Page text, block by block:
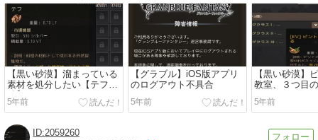
【黒い砂漠】溜まっている
素材を処分したい【テフ
編】
5年前
【グラブル】iOS版アプリ
のログアウト不具合
5年前
【黒い砂漠】
教室、３つ目
5年前
2059260